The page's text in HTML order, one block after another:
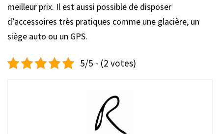
meilleur prix. Il est aussi possible de disposer
d’accessoires très pratiques comme une glacière, un
siège auto ou un GPS.
5/5 - (2 votes)